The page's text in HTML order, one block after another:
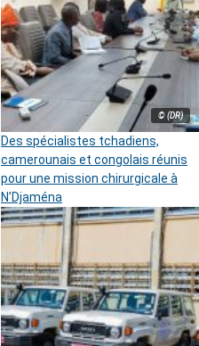
© (DR)
Des spécialistes tchadiens,
camerounais et congolais réunis
pour une mission chirurgicale à
N’Djaména